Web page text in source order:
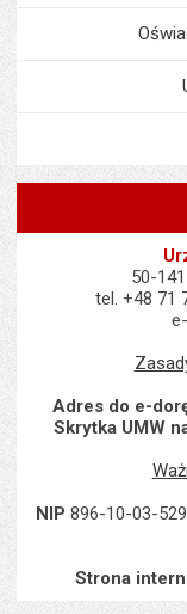
50-
tel. +48 71
Adres do e-
Skrytka UMW
NIP 896-10-03-529
Strona